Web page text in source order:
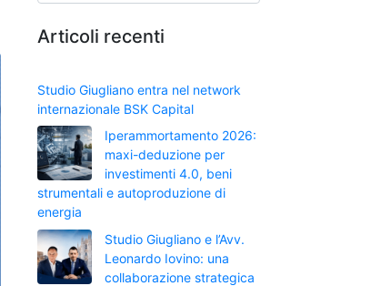
Articoli recenti
Studio Giugliano entra nel network
internazionale BSK Capital
Iperammortamento 2026:
maxi-deduzione per
investimenti 4.0, beni
strumentali e autoproduzione di
energia
Studio Giugliano e l’Avv.
Leonardo Iovino: una
collaborazione strategica